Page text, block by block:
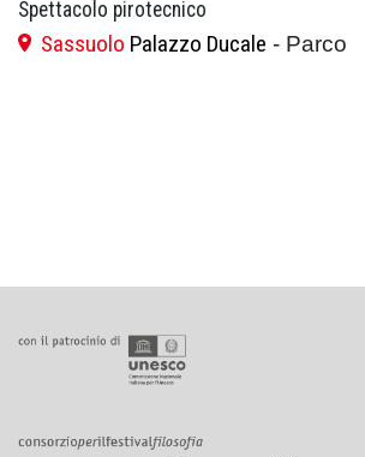
Spettacolo pirotecnico
Sassuolo Palazzo Ducale - Parco